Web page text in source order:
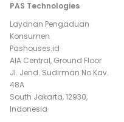
PAS Technologies
Layanan Pengaduan
Konsumen
Pashouses.id
AIA Central, Ground Floor
Jl. Jend. Sudirman No.Kav.
48A
South Jakarta, 12930,
Indonesia